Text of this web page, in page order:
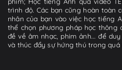
trình độ. Các bạn cũng hoàn toàn
nhân của bạn vào việc học tiếng
thể chọn phương pháp học thông
đề về âm nhạc, phim ảnh... để
và thúc đẩy sự hứng thú trong quá